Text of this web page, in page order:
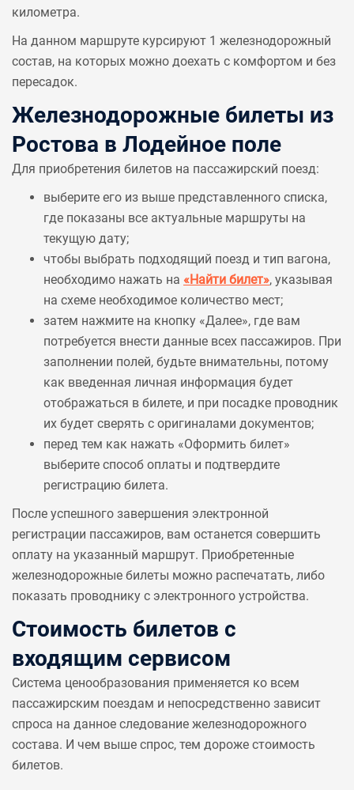
километра.
На данном маршруте курсируют 1 железнодорожный
состав, на которых можно доехать с комфортом и без
пересадок.
Железнодорожные билеты из
Ростова в Лодейное поле
Для приобретения билетов на пассажирский поезд:
выберите его из выше представленного списка,
где показаны все актуальные маршруты на
текущую дату;
чтобы выбрать подходящий поезд и тип вагона,
необходимо нажать на «Найти билет», указывая
на схеме необходимое количество мест;
затем нажмите на кнопку «Далее», где вам
потребуется внести данные всех пассажиров. При
заполнении полей, будьте внимательны, потому
как введенная личная информация будет
отображаться в билете, и при посадке проводник
их будет сверять с оригиналами документов;
перед тем как нажать «Оформить билет»
выберите способ оплаты и подтвердите
регистрацию билета.
После успешного завершения электронной
регистрации пассажиров, вам останется совершить
оплату на указанный маршрут. Приобретенные
железнодорожные билеты можно распечатать, либо
показать проводнику с электронного устройства.
Стоимость билетов с
входящим сервисом
Система ценообразования применяется ко всем
пассажирским поездам и непосредственно зависит
спроса на данное следование железнодорожного
состава. И чем выше спрос, тем дороже стоимость
билетов.